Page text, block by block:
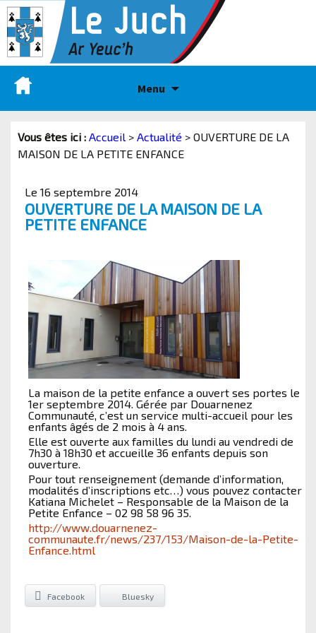
Menu
Vous êtes ici : Accueil > Actualité > OUVERTURE DE LA
MAISON DE LA PETITE ENFANCE
Le 16 septembre 2014
OUVERTURE DE LA MAISON DE LA
PETITE ENFANCE
La maison de la petite enfance a ouvert ses portes le
1er septembre 2014. Gérée par Douarnenez
Communauté, c’est un service multi-accueil pour les
enfants âgés de 2 mois à 4 ans.
Elle est ouverte aux familles du lundi au vendredi de
7h30 à 18h30 et accueille 36 enfants depuis son
ouverture.
Pour tout renseignement (demande d’information,
modalités d’inscriptions etc…) vous pouvez contacter
Katiana Michelet – Responsable de la Maison de la
Petite Enfance – 02 98 58 96 35.
http://www.douarnenez-
communaute.fr/news/237/153/Maison-de-la-Petite-
Enfance.html
Facebook Bluesky